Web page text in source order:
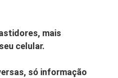
mais
celular.
só informação